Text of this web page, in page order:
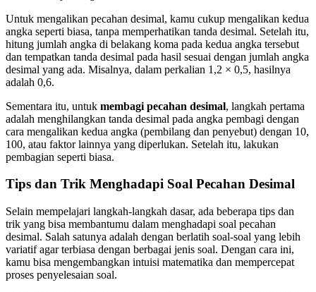
Untuk mengalikan pecahan desimal, kamu cukup mengalikan kedua
angka seperti biasa, tanpa memperhatikan tanda desimal. Setelah itu,
hitung jumlah angka di belakang koma pada kedua angka tersebut
dan tempatkan tanda desimal pada hasil sesuai dengan jumlah angka
desimal yang ada. Misalnya, dalam perkalian 1,2 × 0,5, hasilnya
adalah 0,6.
Sementara itu, untuk membagi pecahan desimal, langkah pertama
adalah menghilangkan tanda desimal pada angka pembagi dengan
cara mengalikan kedua angka (pembilang dan penyebut) dengan 10,
100, atau faktor lainnya yang diperlukan. Setelah itu, lakukan
pembagian seperti biasa.
Tips dan Trik Menghadapi Soal Pecahan Desimal
Selain mempelajari langkah-langkah dasar, ada beberapa tips dan
trik yang bisa membantumu dalam menghadapi soal pecahan
desimal. Salah satunya adalah dengan berlatih soal-soal yang lebih
variatif agar terbiasa dengan berbagai jenis soal. Dengan cara ini,
kamu bisa mengembangkan intuisi matematika dan mempercepat
proses penyelesaian soal.